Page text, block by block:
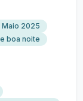
2025
boa noite